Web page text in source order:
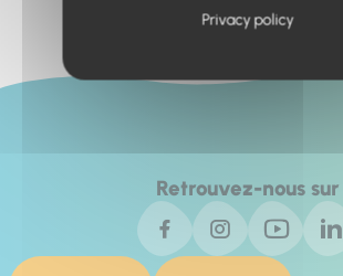
Retrouvez-nous sur
Privacy policy